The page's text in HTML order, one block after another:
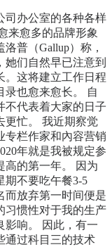
司办公室的各种各样
来愈多的品牌形象
普（Gallup）称，
们自然早已注意到
。这将建立工作日程
录也愈来愈长。 自
不代表着大家的日子
更忙。 我近期察觉
专栏作家和內容营销
年就是我被规定参
高的第一年。 因为
期不要吃午餐3-5
而放弃第一时间便是
习惯性对于我的生产
影响。 因此，有一
通过科目三的技术